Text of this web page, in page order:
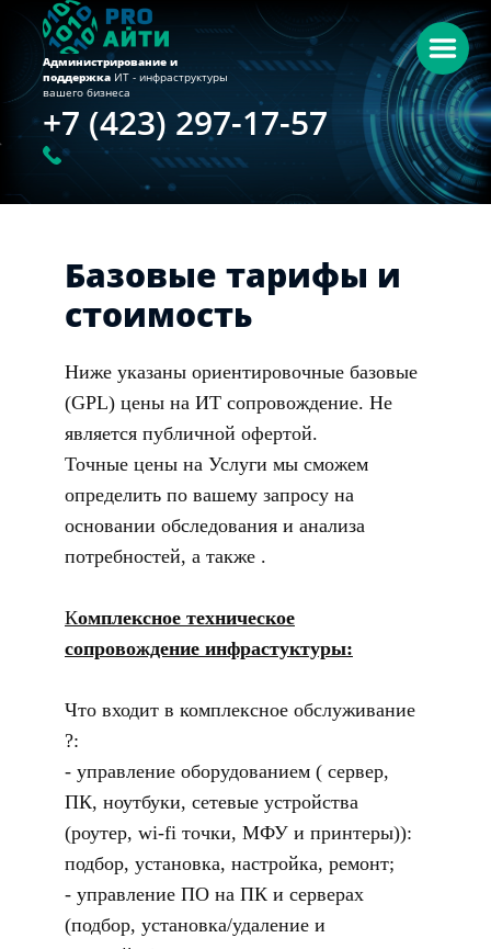
Администрирование и
поддержка ИТ - инфраструктуры
вашего бизнеса
+7 (423) 297-17-57
Базовые тарифы и
стоимость
Ниже указаны ориентировочные базовые
(GPL) цены на ИТ сопровождение. Не
является публичной офертой.
Точные цены на Услуги мы сможем
определить по вашему запросу на
основании обследования и анализа
потребностей, а также .
Комплексное техническое
сопровождение инфрастуктуры:
Что входит в комплексное обслуживание
?:
- управление оборудованием ( сервер,
ПК, ноутбуки, сетевые устройства
(роутер, wi-fi точки, МФУ и принтеры)):
подбор, установка, настройка, ремонт;
- управление ПО на ПК и серверах
(подбор, установка/удаление и